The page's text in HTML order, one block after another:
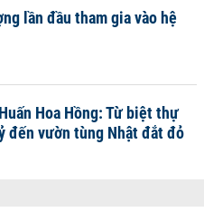
lần đầu tham gia vào hệ
Hoa Hồng: Từ biệt thự
đến vườn tùng Nhật đắt đỏ